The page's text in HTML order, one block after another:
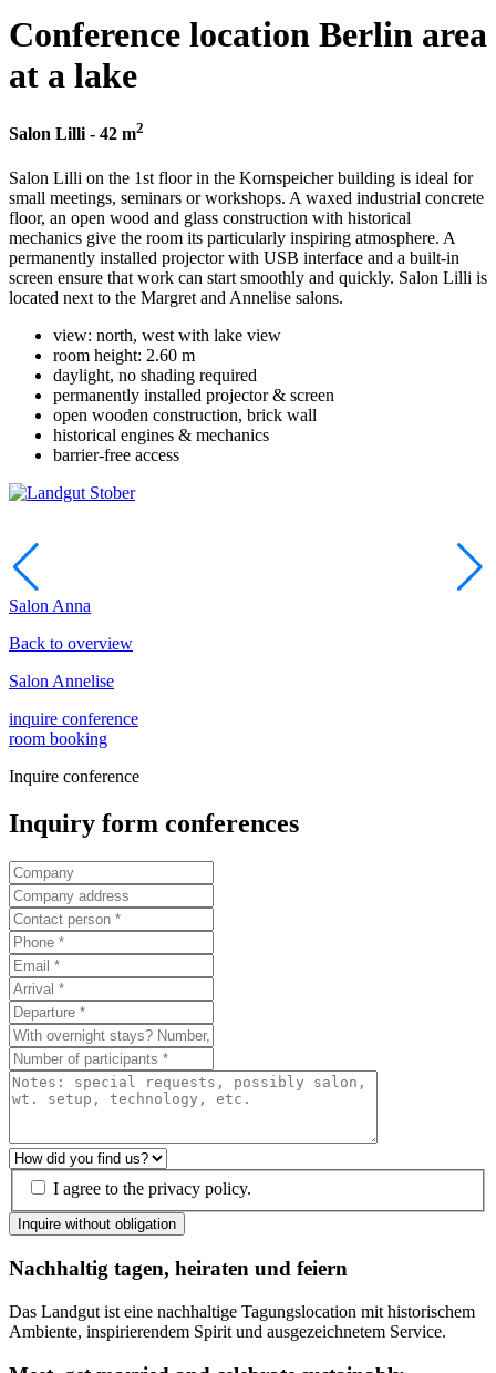
Conference location Berlin area
at a lake
Salon Lilli - 42 m2
Salon Lilli on the 1st floor in the Kornspeicher building is ideal for
small meetings, seminars or workshops. A waxed industrial concrete
floor, an open wood and glass construction with historical
mechanics give the room its particularly inspiring atmosphere. A
permanently installed projector with USB interface and a built-in
screen ensure that work can start smoothly and quickly. Salon Lilli is
located next to the Margret and Annelise salons.
view: north, west with lake view
room height: 2.60 m
daylight, no shading required
permanently installed projector & screen
open wooden construction, brick wall
historical engines & mechanics
barrier-free access
Salon Anna
Back to overview
Salon Annelise
inquire conference
room booking
Inquire conference
Inquiry form conferences
I agree to the privacy policy.
Inquire without obligation
Nachhaltig tagen, heiraten und feiern
Das Landgut ist eine nachhaltige Tagungslocation mit historischem
Ambiente, inspirierendem Spirit und ausgezeichnetem Service.